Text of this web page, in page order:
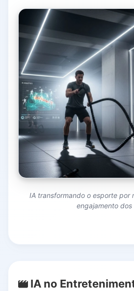
IA transformando o esporte por
engajamento dos
IA no